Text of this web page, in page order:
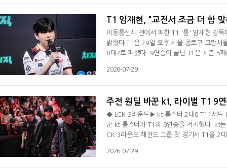
T1 임재현, "교전서 조금 더 합
이동통신사 전에서 패한 T1 '톰' 임재현 감
밝혔다.T1은 29일 오후 서울 종로구 그랑서
0대2로 패했다. 9연승이 끝난 T1은 시즌 5
에 아쉬움을 드러냈다. 패배 원인에 대해선 "
2026-07-29
주전 원딜 바꾼 kt, 라이벌 T1 9
◆ LCK 3라운드▶ kt 롤스터 2대0 T11세트
꾼 kt 롤스터가 T1의 9연승을 저지했다. kt
CK 3라운드 레전드 그룹 첫 경기서 T1을 2
압했다. 1세트 중반까지 난타전을 펼쳤다.
2026-07-29